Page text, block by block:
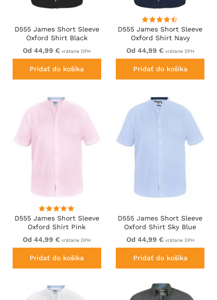
D555 James Short Sleeve
Oxford Shirt Black
Od 44,99 € vrátane DPH
Pridať do košíka
D555 James Short Sleeve
Oxford Shirt Navy
Od 44,99 € vrátane DPH
Pridať do košíka
D555 James Short Sleeve
Oxford Shirt Pink
Od 44,99 € vrátane DPH
Pridať do košíka
D555 James Short Sleeve
Oxford Shirt Sky Blue
Od 44,99 € vrátane DPH
Pridať do košíka